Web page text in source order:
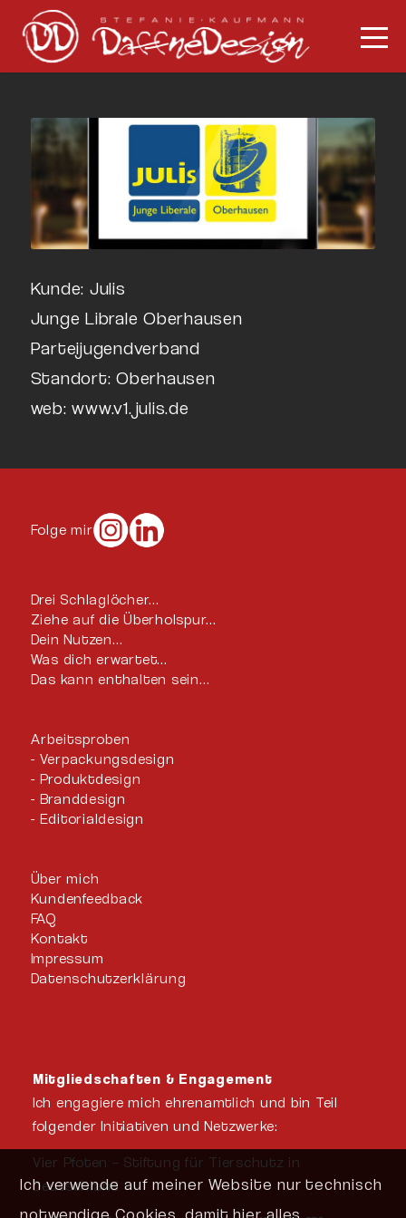
Kunde: Julis
Junge Librale Oberhausen
Parteijugendverband
Standort: Oberhausen
web: www.v1.julis.de
Folge mir
Drei Schlaglöcher…
Ziehe auf die Überholspur…
Dein Nutzen…
Was dich erwartet…
Das kann enthalten sein…
Arbeitsproben
Verpackungsdesign
Produktdesign
Branddesign
Editorialdesign
Über mich
Kundenfeedback
FAQ
Kontakt
Impressum
Datenschutzerklärung
Mitgliedschaften & Engagement
Ich engagiere mich ehrenamtlich und bin Teil
folgender Initiativen und Netzwerke:
Vier Pfoten – Stiftung für Tierschutz in
Deutschland
Ich verwende auf meiner Website nur technisch
notwendige Cookies, damit hier alles